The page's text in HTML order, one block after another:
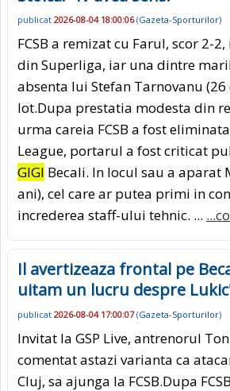
publicat 2026-08-04 18:00:06(Gazeta-Sporturilor)
FCSB a remizat cu Farul, scor 2-
din Superliga, iar una dintre
absenta lui Stefan Tarnovanu
lot.Dupa prestatia modesta din
urma careia FCSB a fost
League, portarul a fost criticat
GIGI Becali. In locul sau a aparat
ani), cel care ar putea primi in
increderea staff-ului tehnic. ...
Il avertizeaza frontal pe
uitam un lucru despre
publicat 2026-08-04 17:00:07(Gazeta-Sporturilor)
Invitat la GSP Live, antrenorul
comentat astazi varianta ca
Cluj, sa ajunga la FCSB.Dupa